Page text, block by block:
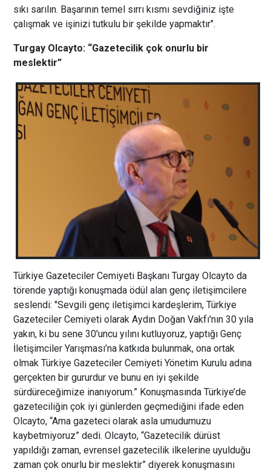
sıkı sarılın. Başarının temel sırrı kısmı sevdiğiniz işte
çalışmak ve işinizi tutkulu bir şekilde yapmaktır".
Turgay Olcayto: “Gazetecilik çok onurlu bir
meslektir”
Türkiye Gazeteciler Cemiyeti Başkanı Turgay Olcayto da
törende yaptığı konuşmada ödül alan genç iletişimcilere
seslendi: "Sevgili genç iletişimci kardeşlerim, Türkiye
Gazeteciler Cemiyeti olarak Aydın Doğan Vakfı'nın 30 yıla
yakın, ki bu sene 30'uncu yılını kutluyoruz, yaptığı Genç
İletişimciler Yarışması’na katkıda bulunmak, ona ortak
olmak Türkiye Gazeteciler Cemiyeti Yönetim Kurulu adına
gerçekten bir gururdur ve bunu en iyi şekilde
sürdüreceğimize inanıyorum.” Konuşmasında Türkiye’de
gazeteciliğin çok iyi günlerden geçmediğini ifade eden
Olcayto, “Ama gazeteci olarak asla umudumuzu
kaybetmiyoruz” dedi. Olcayto, “Gazetecilik dürüst
yapıldığı zaman, evrensel gazetecilik ilkelerine uyulduğu
zaman çok onurlu bir meslektir” diyerek konuşmasını